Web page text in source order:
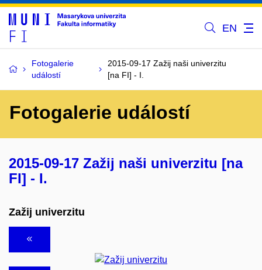
EN
Fotogalerie
událostí
2015-09-17 Zažij naši univerzitu
[na FI] - I.
Fotogalerie událostí
2015-09-17 Zažij naši univerzitu [na
FI] - I.
Zažij univerzitu